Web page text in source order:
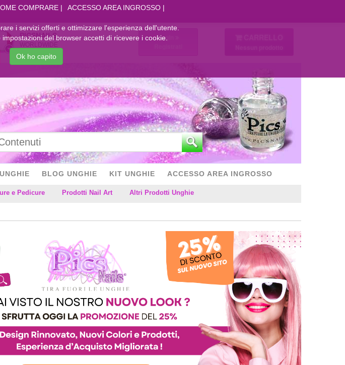
COMPRARE ACCESSO AREA INGROSSO
PICSNAILS
Login
e Pedicure Prodotti Nail Art Altri Prodotti Unghie
BLOG UNGHIE KIT UNGHIE ACCESSO AREA INGROSSO
i servizi offerti e ottimizzare l'esperienza dell'utente.
del browser accetti di ricevere i cookie.
Ok ho capito